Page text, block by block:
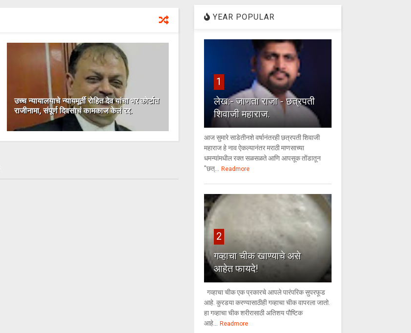
उच्च न्यायालयाचे न्यायमूर्ती रोहित देव यांचा भर कोर्टात
राजीनामा, संपूर्ण दिवसाचं कामकाज केलं रद्द.
YEAR POPULAR
1
लेख:- जाणता राजा - छत्रपती
शिवाजी महाराज.
आज सुमारे साडेतीनशे वर्षानंतरही छत्रपती शिवाजी
महाराज हे नाव ऐकल्यानंतर मराठी माणसाच्या
धमन्यांमधील रक्त सळसळते आणि आपसूक तोंडातून
"छत्... Readmore
2
गव्हाचा चीक खाण्याचे असे
आहेत फायदे!
गव्हाचा चीक एक प्रकारचे आपले पारंपरिक सुपरफूड
आहे. कुरडया करण्यासाठीही गव्हाचा चीक वापरला जातो.
हा गव्हाचा चीक शरीरासाठी अतिशय पौष्टिक
आहे... Readmore